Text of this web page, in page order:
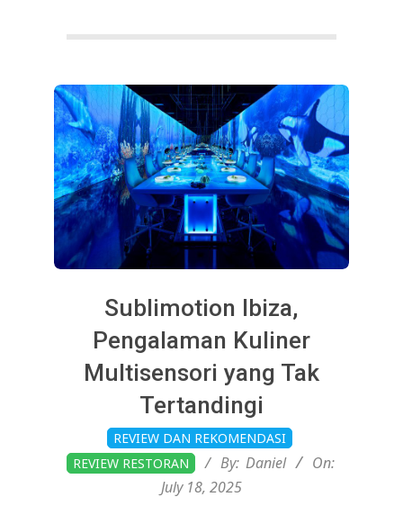
Sublimotion Ibiza,
Pengalaman Kuliner
Multisensori yang Tak
Tertandingi
07-
18
REVIEW DAN REKOMENDASI
REVIEW RESTORAN
By: Daniel
On:
July 18, 2025